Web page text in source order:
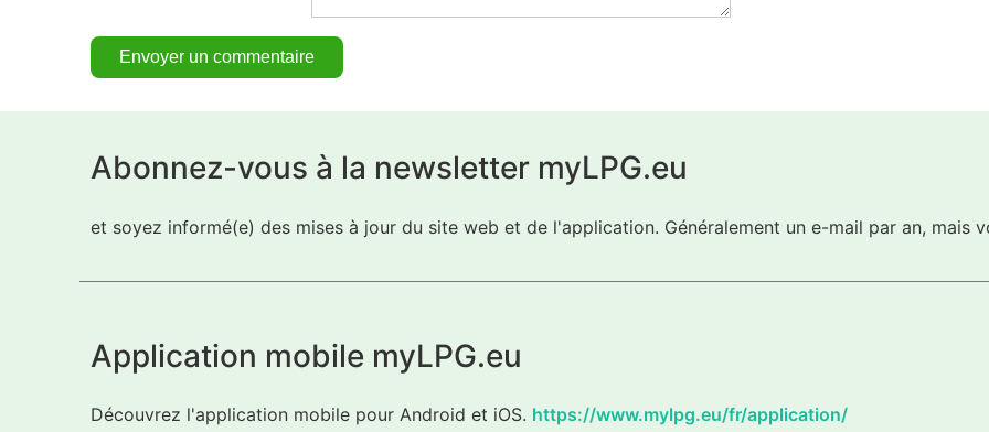
Abonnez-vous à la newsletter myLPG.eu
et soyez informé(e) des mises à jour du site web et de l'application. Généralement un e-mail par an, mais
Application mobile myLPG.eu
Découvrez l'application mobile pour Android et iOS. https://www.mylpg.eu/fr/application/